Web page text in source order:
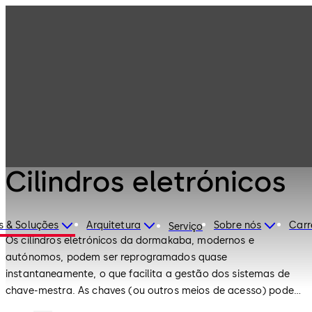
& Soluções Arquitetura Serviço Sobre nós
Cilindros eletrónicos
Os cilindros eletrónicos da dormakaba, modernos e
autónomos, podem ser reprogramados quase
instantaneamente, o que facilita a gestão dos sistemas de
chave-mestra. As chaves (ou outros meios de acesso) podem